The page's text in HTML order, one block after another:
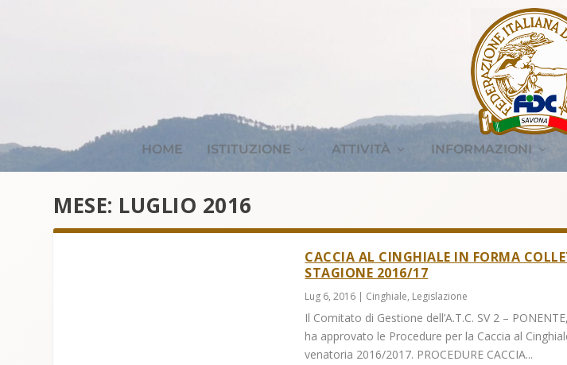
HOME ISTITUZIONE ATTIVITÀ INFORMAZIONI
MESE: LUGLIO 2016
CACCIA AL CINGHIALE IN FORMA
STAGIONE 2016/17
Lug 6, 2016 | Cinghiale, Legislazione
Il Comitato di Gestione dell’A.T.C. SV 2 –
ha approvato le Procedure per la Caccia al
venatoria 2016/2017. PROCEDURE CACCIA...